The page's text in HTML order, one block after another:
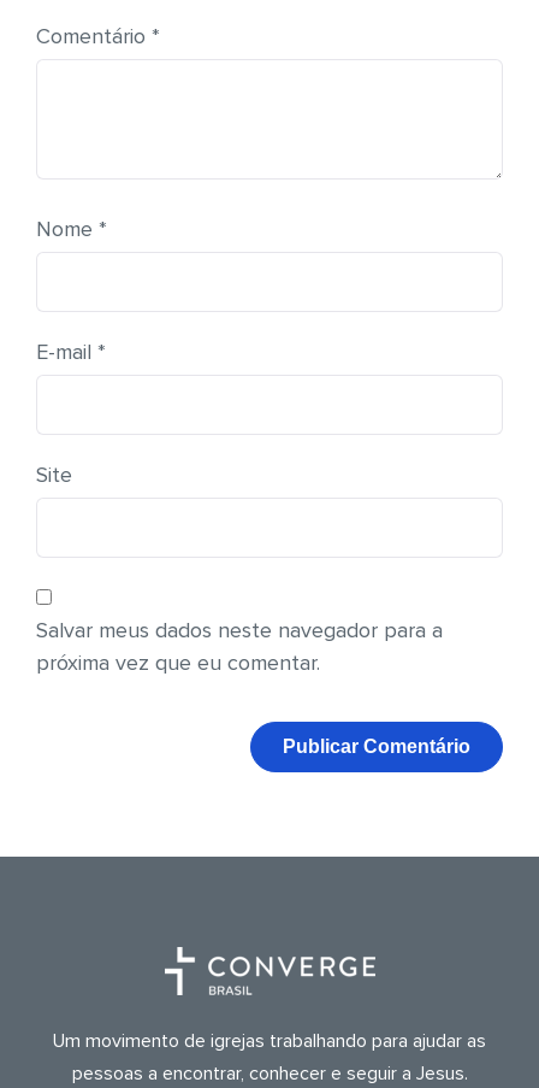
Comentário *
Nome *
E-mail *
Site
Salvar meus dados neste navegador para a
próxima vez que eu comentar.
Um movimento de igrejas trabalhando para ajudar as
pessoas a encontrar, conhecer e seguir a Jesus.